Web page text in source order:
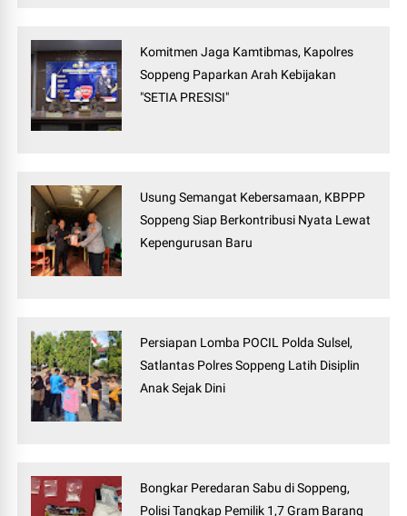
Komitmen Jaga Kamtibmas, Kapolres
Soppeng Paparkan Arah Kebijakan
"SETIA PRESISI"
Usung Semangat Kebersamaan, KBPPP
Soppeng Siap Berkontribusi Nyata Lewat
Kepengurusan Baru
Persiapan Lomba POCIL Polda Sulsel,
Satlantas Polres Soppeng Latih Disiplin
Anak Sejak Dini
Bongkar Peredaran Sabu di Soppeng,
Polisi Tangkap Pemilik 1,7 Gram Barang